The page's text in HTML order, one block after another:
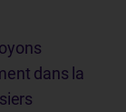
dans la